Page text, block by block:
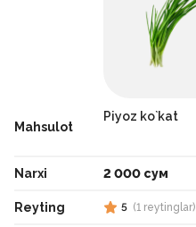
Mahsulot
Narxi
Reyting
Piyoz ko`kat
2 000 сум
5 (1 reytinglar)